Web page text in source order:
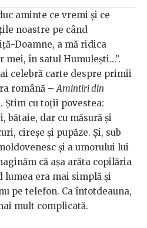
aminte ce vremi și ce
noastre pe când
Doamne, a mă ridica
în satul Humulești...”.
celebră carte despre primii
română –Amintiri din
Știm cu toții povestea:
dar cu măsură și
cireșe și pupăze. Și, sub
și a umorului lui
că așa arăta copilăria
era mai simplă și
pe telefon. Ca întotdeauna,
mult complicată.